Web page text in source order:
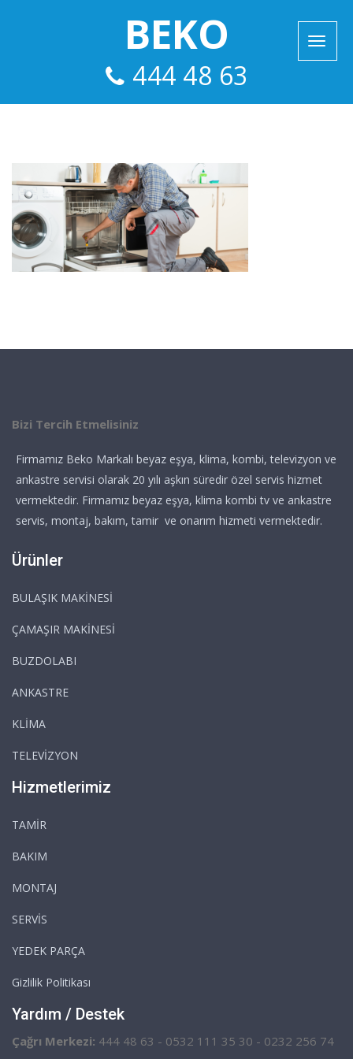
BEKO
444 48 63
Bizi Tercih Etmelisiniz
Firmamız Beko Markalı beyaz eşya, klima, kombi, televizyon ve
ankastre servisi olarak 20 yılı aşkın süredir özel servis hizmet
vermektedir. Firmamız beyaz eşya, klima kombi tv ve ankastre
servis, montaj, bakım, tamir ve onarım hizmeti vermektedir.
Ürünler
BULAŞIK MAKİNESİ
ÇAMAŞIR MAKİNESİ
BUZDOLABI
ANKASTRE
KLİMA
TELEVİZYON
Hizmetlerimiz
TAMİR
BAKIM
MONTAJ
SERVİS
YEDEK PARÇA
Gizlilik Politikası
Yardım / Destek
Çağrı Merkezi: 444 48 63 - 0532 111 35 30 - 0232 256 74